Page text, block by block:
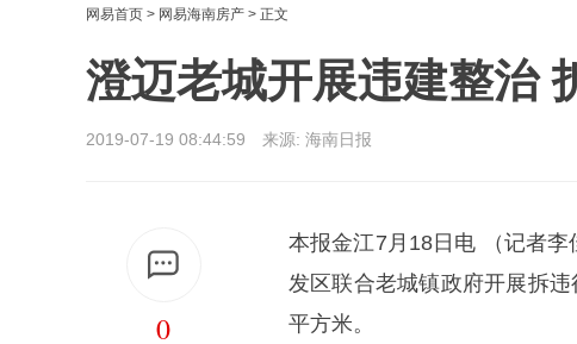
网易首页 > 网易海南房产 > 正文
澄迈老城开展违建整治
2019-07-19 08:44:59 来源: 海南日报
0
本报金江7月18日电 （记者
发区联合老城镇政府开展拆
平方米。